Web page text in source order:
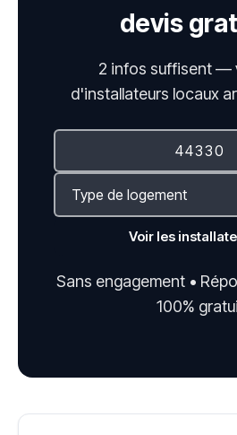
devis
2 infos suffisent —
d'installateurs locaux
Voir les
Sans engagement •
100%